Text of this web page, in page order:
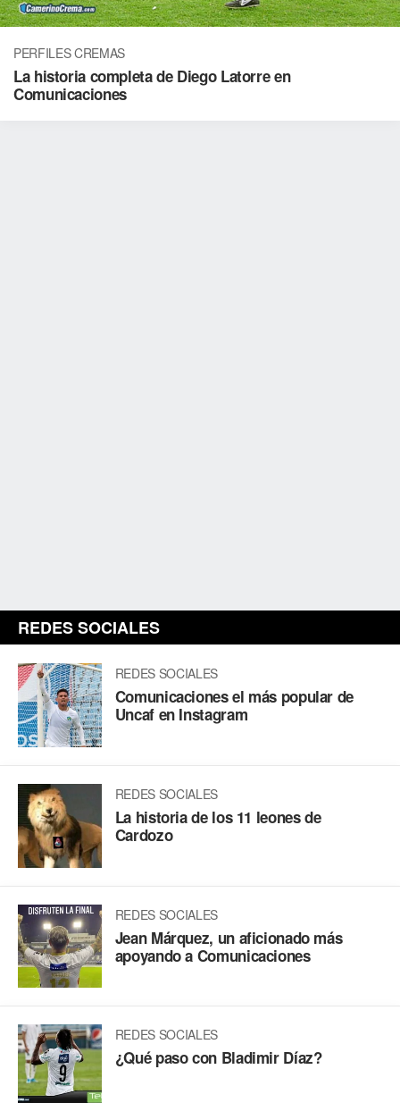
PERFILES CREMAS
La historia completa de Diego Latorre en
Comunicaciones
REDES SOCIALES
REDES SOCIALES
Comunicaciones el más popular de
Uncaf en Instagram
REDES SOCIALES
La historia de los 11 leones de
Cardozo
REDES SOCIALES
Jean Márquez, un aficionado más
apoyando a Comunicaciones
REDES SOCIALES
¿Qué paso con Bladimir Díaz?